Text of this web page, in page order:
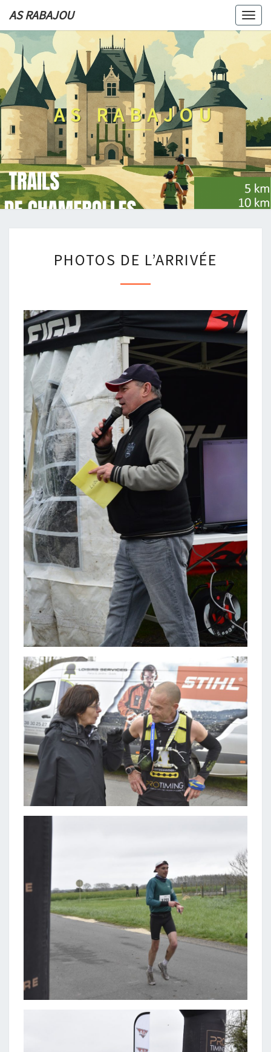
AS RABAJOU
AS RABAJOU
DE
PHOTOS DE L’ARRIVÉE